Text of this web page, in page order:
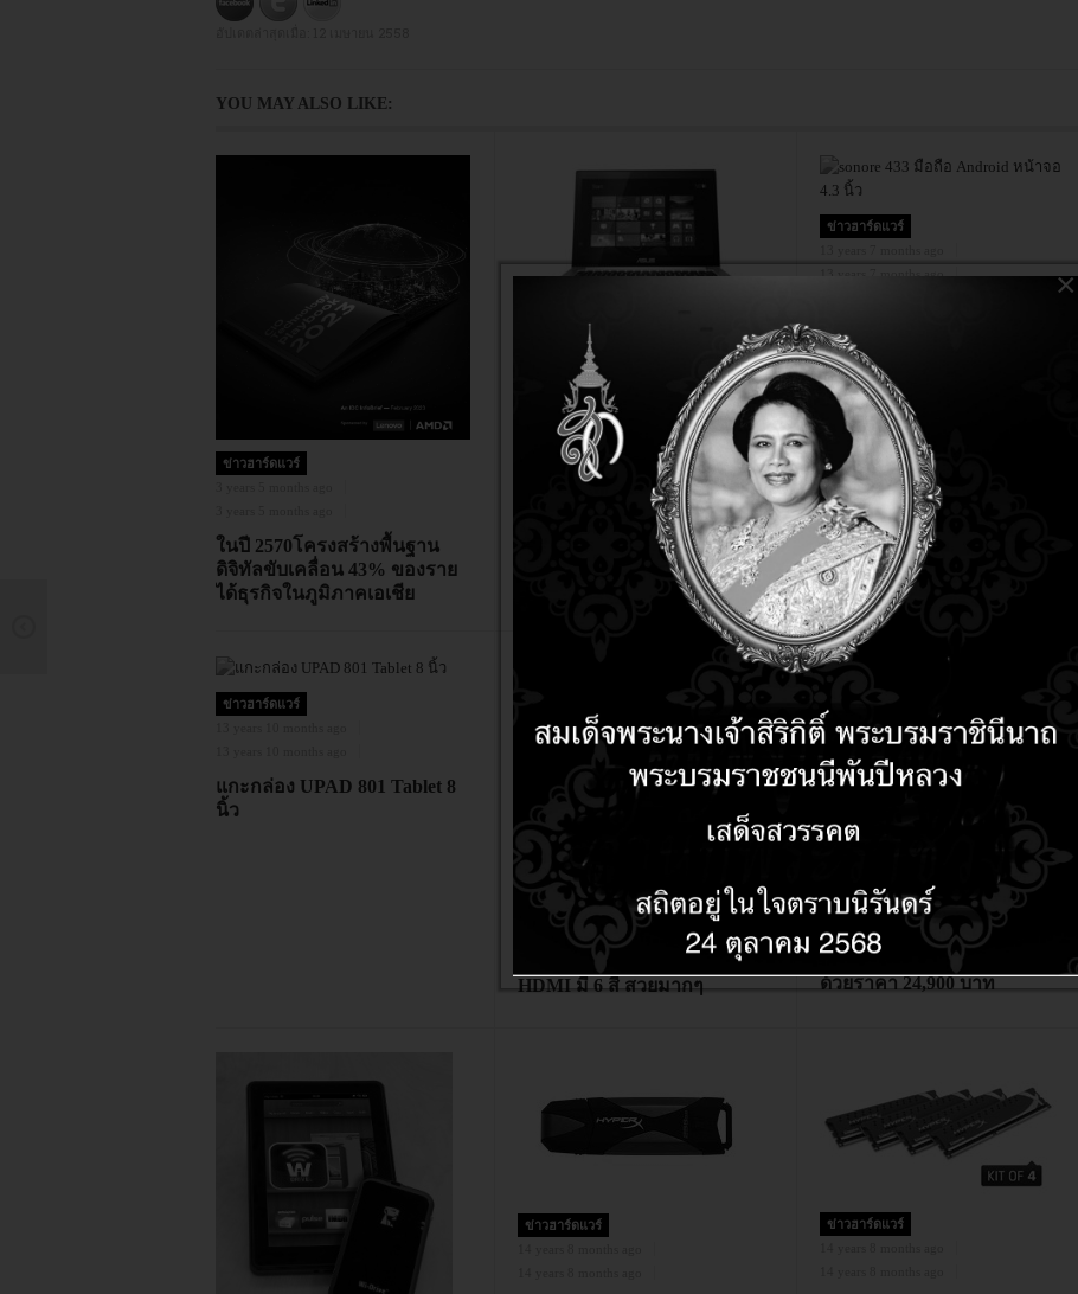
YOU MAY ALSO LIKE:
ข่าวฮาร์ดแวร์
ในปี 2570โครงสร้างพื้นฐาน
ดิจิทัลขับเคลื่อน 43% ของราย
ได้ธุรกิจในภูมิภาคเอเชีย
ข่าวฮาร์ดแวร์
12 years 11 months ago
12 years 11 months ago
“เอซุส” เปิดตัว “Zenbook
Touch” จอมัลติทัช Full HD
บางเฉียบ ล้ำอนาคต
ข่าวฮาร์ดแวร์
13 years 7 months ago
จอ 4.3 นิ้ว
ข่าวฮาร์ดแวร์
แกะกล่อง UPAD 801 Tablet 8
นิ้ว
13 years 11 months ago
13 years 11 months ago
มาแล้วจ้า!!! Tablet 7 นิ้ว Wifi
กล้องหน้า กล้องหลัง พอท
HDMI มี 6 สี สวยมากๆ
13 years 11 months ago
ASUS ส่ง “Padfone” สู่ตลาด
สมาร์ทโฟน เจาะกลุ่มไลฟ์สไตล์
ด้วยราคา 24,900 บาท
ข่าวฮาร์ดแวร์
ข่าวฮาร์ดแวร์
×